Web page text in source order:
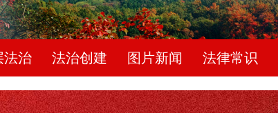
法治 法治创建 图片新闻 法律常识